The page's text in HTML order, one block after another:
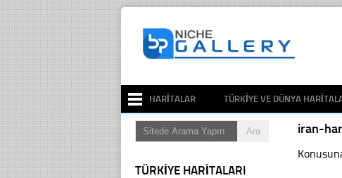
HARITALAR TÜRKIYE VE DÜNYA
iran-
TÜRKIYE HARITALARI